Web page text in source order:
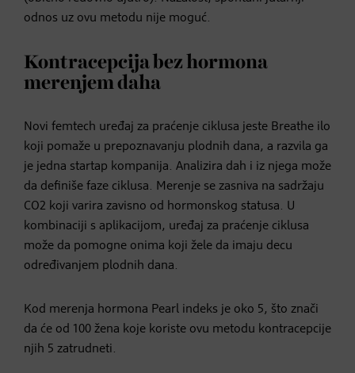
odnos uz ovu metodu nije moguć.
Kontracepcija bez hormona
merenjem daha
Novi femtech uređaj za praćenje ciklusa jeste Breathe ilo
koji pomaže u prepoznavanju plodnih dana, a razvila ga
je jedna startap kompanija. Analizira dah i iz njega može
da definiše faze ciklusa. Merenje se zasniva na sadržaju
CO2 koji varira zavisno od hormonskog statusa. U
kombinaciji s aplikacijom, uređaj za praćenje ciklusa
može da pomogne onima koji žele da imaju decu
određivanjem plodnih dana.
Kod merenja hormona Pearl indeks je oko 5, što znači
da će od 100 žena koje koriste ovu metodu kontracepcije
njih 5 zatrudneti.